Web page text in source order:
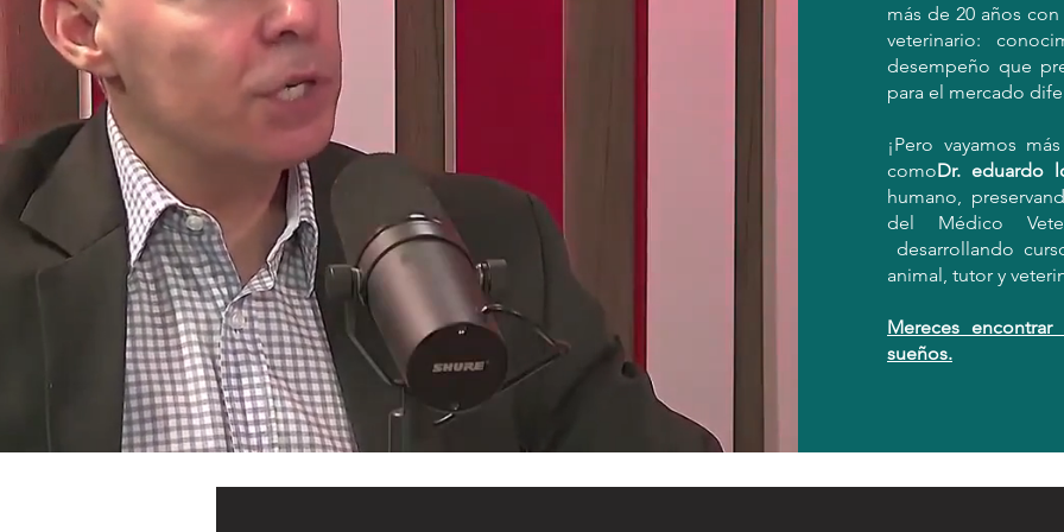
más de 20 años
veterinario:
desempeño que
para el mercado
¡Pero vayamos
comoDr. eduardo
humano,
del Médico
desarrollando
animal, tutor y
Mereces
sueños.